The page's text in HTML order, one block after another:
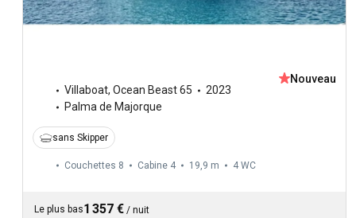
Villaboat, Ocean Beast 65
2023
Palma de Majorque
Nouveau
sans Skipper
Couchettes 8 Cabine 4 19,9 m 4 WC
Le plus bas1 357 € / nuit